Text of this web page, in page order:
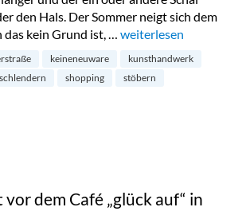
den Hals. Der Sommer neigt sich dem
das kein Grund ist, … „Flohmarkt und
weiterlesen
keineneuware
kunsthandwerk
schlendern shopping
stöbern
dem Café „glück auf“ in